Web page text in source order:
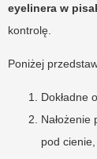
eyelinera w
kontrolę.
Poniżej
Dokładne
pod